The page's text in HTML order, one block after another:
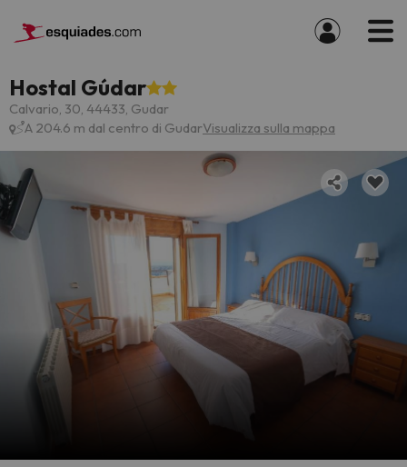
Hostal Gúdar
Calvario, 30, 44433, Gudar
A 204.6 m dal centro di GudarVisualizza sulla mappa